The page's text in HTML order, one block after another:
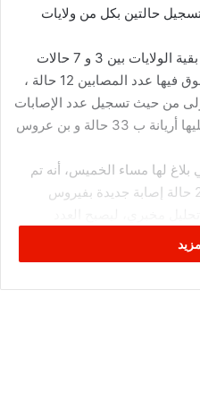
حالتين بكل من ولايات
ويتراوح عدد الحالات المسجلة في بقية الولايات بين 3 و 7 حالات
باستثناء خمس ولايات يساوي أو يفوق فيها عدد المصابين 12 حالة ،
من حيث تسجيل عدد الإصابات
بهذا الفيروس لتصل الى 52 حالة تليها أريانة ب 33 حالة و بن عروس
لها مساء الخميس، أنه تم
بتاريخ 25 مارس 2020، تسجيل 24 حالة إصابة جديدة بفيروس